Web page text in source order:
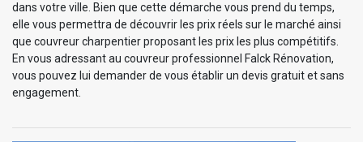
dans votre ville. Bien que cette démarche vous prend du temps,
elle vous permettra de découvrir les prix réels sur le marché ainsi
que couvreur charpentier proposant les prix les plus compétitifs.
En vous adressant au couvreur professionnel Falck Rénovation,
vous pouvez lui demander de vous établir un devis gratuit et sans
engagement.